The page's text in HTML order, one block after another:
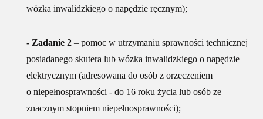
wózka inwalidzkiego o napędzie ręcznym);
- Zadanie 2 – pomoc w utrzymaniu sprawności technicznej
posiadanego skutera lub wózka inwalidzkiego o napędzie
elektrycznym (adresowana do osób z orzeczeniem
o niepełnosprawności - do 16 roku życia lub osób ze
znacznym stopniem niepełnosprawności);